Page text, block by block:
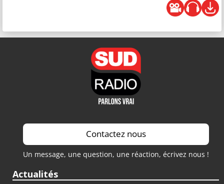
Contactez nous
Un message, une question, une réaction, écrivez nous !
Actualités